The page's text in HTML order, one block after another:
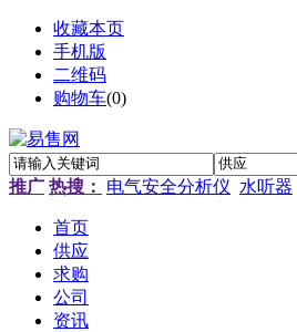
收藏本页
手机版
二维码
购物车(0)
推广 热搜： 电气安全分析仪 水听器
首页
供应
求购
公司
资讯